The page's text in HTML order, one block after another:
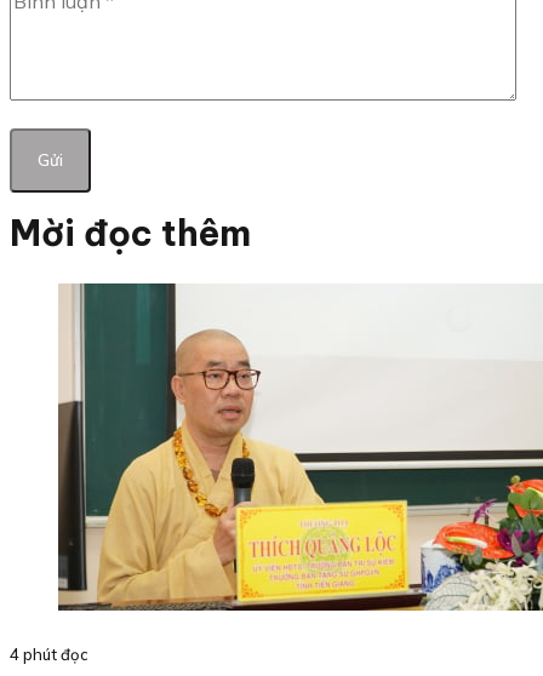
Mời đọc thêm
4 phút đọc